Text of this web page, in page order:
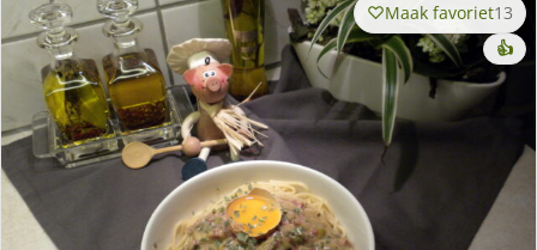
Maak favoriet13
👍